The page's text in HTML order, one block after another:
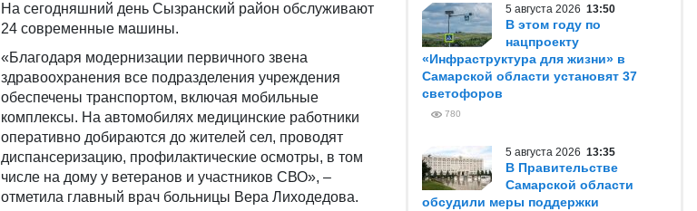
На сегодняшний день Сызранский район обслуживают
24 современные машины.
«Благодаря модернизации первичного звена
здравоохранения все подразделения учреждения
обеспечены транспортом, включая мобильные
комплексы. На автомобилях медицинские работники
оперативно добираются до жителей сел, проводят
диспансеризацию, профилактические осмотры, в том
числе на дому у ветеранов и участников СВО», –
отметила главный врач больницы Вера Лиходедова.
5 августа 2026 13:50
В этом году по
нацпроекту
«Инфраструктура для жизни» в
Самарской области установят 37
светофоров
780
5 августа 2026 13:35
В Правительстве
Самарской области
обсудили меры поддержки